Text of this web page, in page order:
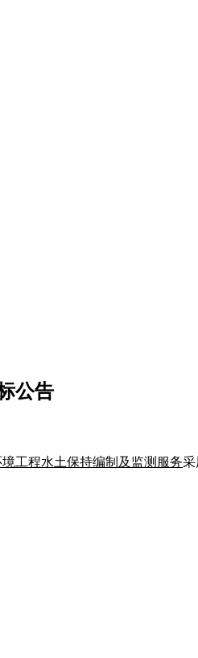
公告
工程水土保持编制及监测服务采